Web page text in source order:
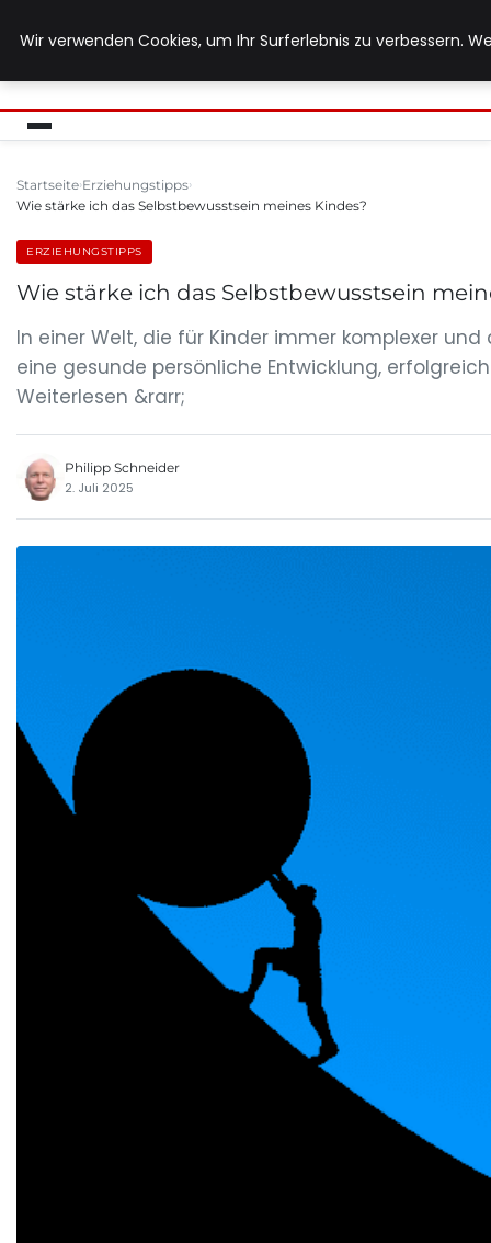
MUTTERERDE-BIO.DE
Startseite Erziehungstipps
Wie stärke ich das Selbstbewusstsein meines Kindes?
ERZIEHUNGSTIPPS
Wie stärke ich das Selbstbewusstsein
In einer Welt, die für Kinder immer komplexer
eine gesunde persönliche Entwicklung,
Weiterlesen &rarr;
Philipp Schneider
2. Juli 2025
Wir verwenden Cookies, um Ihr Surferlebnis zu verbessern.